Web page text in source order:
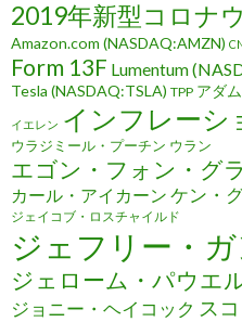
2019年新型コロナ
Amazon.com (NASDAQ:AMZN)
Form 13F Lumentum
Tesla (NASDAQ:TSLA) TPP アダ
イエレン インフレーシ
ウラジミール・プーチン ウラン
エゴン・フォン・グ
カール・アイカーン ケン・
ジェイコブ・ロスチャイルド
ジェフリー・
ジェローム・パウエ
ジョニー・ヘイコック ス